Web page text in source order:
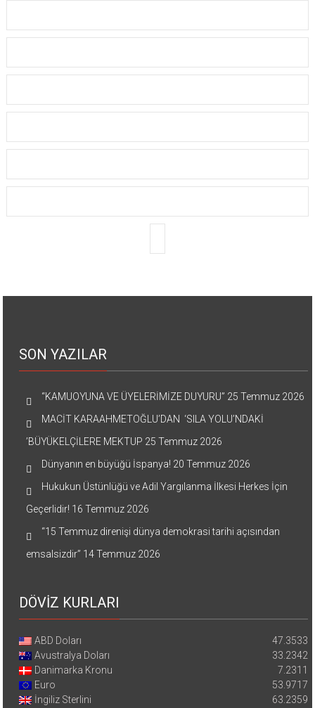
SON YAZILAR
“KAMUOYUNA VE ÜYELERİMİZE DUYURU” 25 Temmuz 2026
MACİT KARAAHMETOĞLU’DAN ‘SILA YOLU’NDAKİ
’BÜYÜKELÇİLERE MEKTUP 25 Temmuz 2026
Dünyanın en büyüğü İspanya! 20 Temmuz 2026
Hukukun Üstünlüğü ve Adil Yargılanma İlkesi Herkes İçin
Geçerlidir! 16 Temmuz 2026
“15 Temmuz direnişi dünya demokrasi tarihi açısından
emsalsizdir” 14 Temmuz 2026
DÖVİZ KURLARI
ABD Doları
47.3533
Avustralya Doları
33.2342
Danimarka Kronu
7.2311
Euro
53.9717
İngiliz Sterlini
63.2359